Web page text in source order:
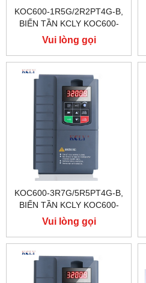
KOC600-1R5G/2R2PT4G-B,
BIẾN TẦN KCLY KOC600-
1R5G/2R2PT4G-B
Vui lòng gọi
KOC600-3R7G/5R5PT4G-B,
BIẾN TẦN KCLY KOC600-
3R7G/5R5PT4G-B
Vui lòng gọi